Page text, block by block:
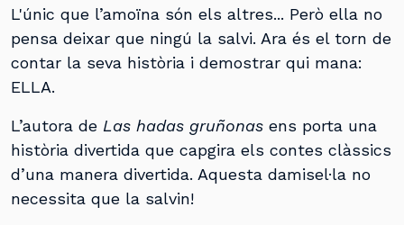
L'únic que l’amoïna són els altres... Però ella no
pensa deixar que ningú la salvi. Ara és el torn de
contar la seva història i demostrar qui mana:
ELLA.
L’autora de Las hadas gruñonas ens porta una
història divertida que capgira els contes clàssics
d’una manera divertida. Aquesta damisel·la no
necessita que la salvin!